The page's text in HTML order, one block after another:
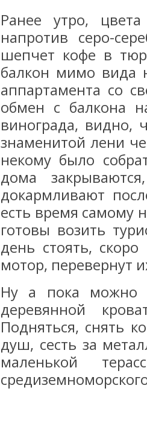
Ранее утро,
напротив серо-
шепчет кофе в
балкон мимо вида
аппартамента со
обмен с балкона
винограда, видно,
знаменитой лени
некому было
дома
докармливают
есть время самому
готовы возить
день стоять,
мотор, перевернут
Ну а пока можно
деревянной
Подняться, снять
душ, сесть за
маленькой